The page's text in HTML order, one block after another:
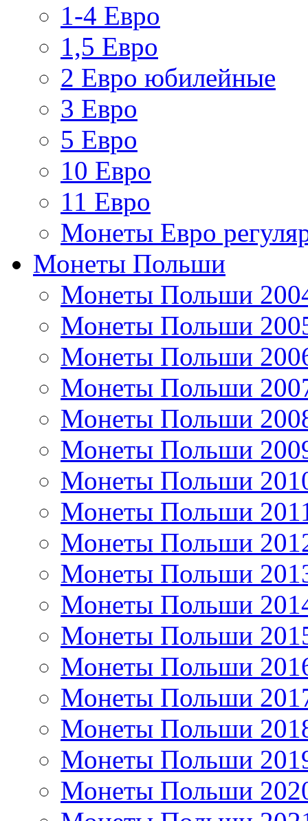
1-4 Евро
1,5 Евро
2 Евро юбилейные
3 Евро
5 Евро
10 Евро
11 Евро
Монеты Евро
Монеты Польши
Монеты Польши
Монеты Польши
Монеты Польши
Монеты Польши
Монеты Польши
Монеты Польши
Монеты Польши
Монеты Польши
Монеты Польши
Монеты Польши
Монеты Польши
Монеты Польши
Монеты Польши
Монеты Польши
Монеты Польши
Монеты Польши
Монеты Польши